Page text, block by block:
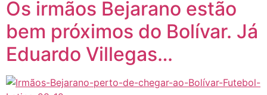
Os irmãos Bejarano estão
bem próximos do Bolívar. Já
Eduardo Villegas…